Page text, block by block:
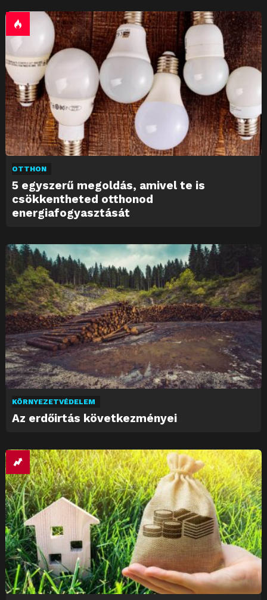
OTTHON
5 egyszerű megoldás, amivel te is
csökkentheted otthonod
energiafogyasztását
KÖRNYEZETVÉDELEM
Az erdőirtás következményei